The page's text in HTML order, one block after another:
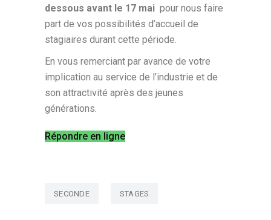
dessous avant le 17 mai pour nous faire
part de vos possibilités d’accueil de
stagiaires durant cette période.
En vous remerciant par avance de votre
implication au service de l’industrie et de
son attractivité après des jeunes
générations.
Répondre en ligne
SECONDE STAGES